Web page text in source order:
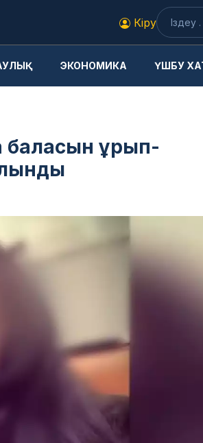
Кіру
ЭКОНОМИКА ҮШБУ
баласын ұрып-